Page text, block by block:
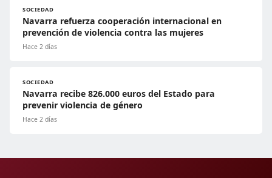
SOCIEDAD
Navarra refuerza cooperación internacional en
prevención de violencia contra las mujeres
Hace 2 días
SOCIEDAD
Navarra recibe 826.000 euros del Estado para
prevenir violencia de género
Hace 2 días